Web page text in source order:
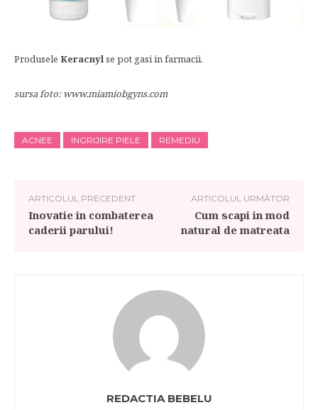
Produsele Keracnylse pot gasi in farmacii.
sursa foto: www.miamiobgyns.com
ACNEE INGRIJIRE PIELE REMEDIU
ARTICOLUL PRECEDENT
Inovatie in combaterea
caderii parului!
ARTICOLUL URMĂTOR
Cum scapi in mod
natural de matreata
REDACTIA BEBELU